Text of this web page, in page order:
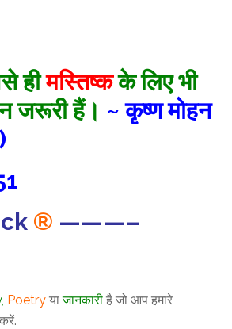
हीमस्तिष्कके लिए भी
जरूरी हैं। ~ कृष्ण मोहन
® ———–
, Poetry याजानकारी है जो आप हमारे
करें.